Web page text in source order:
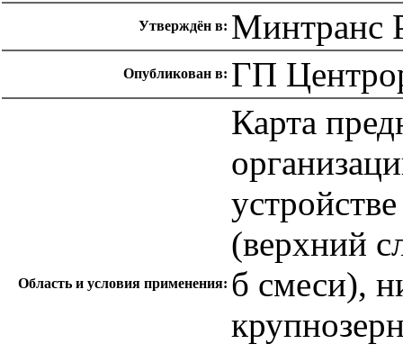
Утверждён в: Минтранс
Опубликован в: ГП
Область и условия применения:
Карта
(верхний
б смеси),